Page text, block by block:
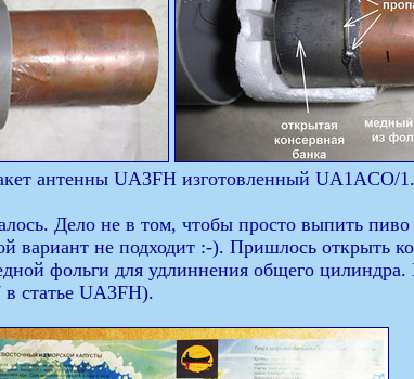
антенны UA3FH изготовленный UA1ACO/1.
Дело не в том, чтобы просто выпить
вариант не подходит :-). Пришлось открыть
фольги для удлиннения общего
статье UA3FH).